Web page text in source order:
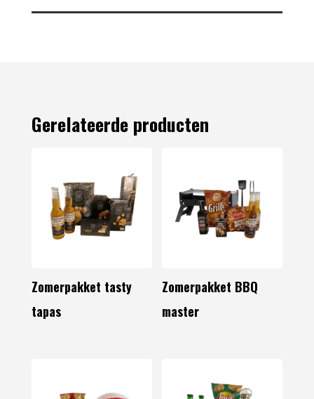
Gerelateerde producten
Zomerpakket tasty
tapas
Zomerpakket BBQ
master